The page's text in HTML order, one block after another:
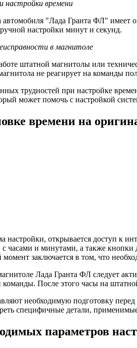
настройки времени
"Лада Гранта ФЛ" имеет
настройки минут и секунд.
в магнитоле
штатной магнитолы или
не реагирует на команды
трудностей при настройке
может помочь с настройкой
времени на
настройки, открывается доступ к
часами и минутами, а также кнопки
заключается в том, что
Лада Гранта ФЛ следует
После этого часы на
необходимую подготовку
специфичные детали,
параметров